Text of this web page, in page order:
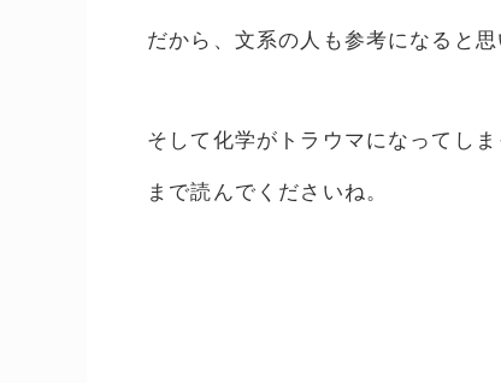
だから、文系の人も参考になると思
そして化学がトラウマになってし
まで読んでくださいね。